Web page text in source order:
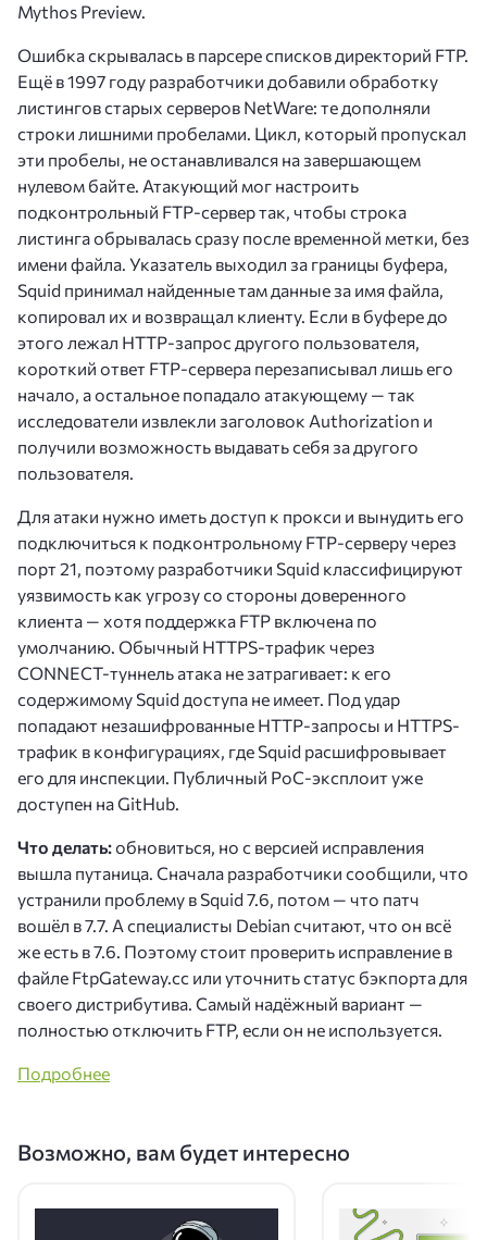
Mythos Preview.
Ошибка скрывалась в парсере списков директорий FTP.
Ещё в 1997 году разработчики добавили обработку
листингов старых серверов NetWare: те дополняли
строки лишними пробелами. Цикл, который пропускал
эти пробелы, не останавливался на завершающем
нулевом байте. Атакующий мог настроить
подконтрольный FTP-сервер так, чтобы строка
листинга обрывалась сразу после временной метки, без
имени файла. Указатель выходил за границы буфера,
Squid принимал найденные там данные за имя файла,
копировал их и возвращал клиенту. Если в буфере до
этого лежал HTTP-запрос другого пользователя,
короткий ответ FTP-сервера перезаписывал лишь его
начало, а остальное попадало атакующему — так
исследователи извлекли заголовок Authorization и
получили возможность выдавать себя за другого
пользователя.
Для атаки нужно иметь доступ к прокси и вынудить его
подключиться к подконтрольному FTP-серверу через
порт 21, поэтому разработчики Squid классифицируют
уязвимость как угрозу со стороны доверенного
клиента — хотя поддержка FTP включена по
умолчанию. Обычный HTTPS-трафик через
CONNECT-туннель атака не затрагивает: к его
содержимому Squid доступа не имеет. Под удар
попадают незашифрованные HTTP-запросы и HTTPS-
трафик в конфигурациях, где Squid расшифровывает
его для инспекции. Публичный PoC-эксплоит уже
доступен на GitHub.
Что делать:обновиться, но с версией исправления
вышла путаница. Сначала разработчики сообщили, что
устранили проблему в Squid 7.6, потом — что патч
вошёл в 7.7. А специалисты Debian считают, что он всё
же есть в 7.6. Поэтому стоит проверить исправление в
файле FtpGateway.cc или уточнить статус бэкпорта для
своего дистрибутива. Самый надёжный вариант —
полностью отключить FTP, если он не используется.
Подробнее
Возможно, вам будет интересно